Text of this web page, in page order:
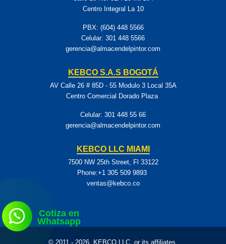
Cotiza en
Whatsapp
Centro Integral La 10
PBX: (604) 448 5566
Celular: 301 448 5566
gerencia@almacendelpintor.com
KEBCO S.A.S BOGOTÁ
AV Calle 26 # 85D - 55 Modulo 3 Local 35A
Centro Comercial Dorado Plaza
Celular: 301 448 55 66
gerencia@almacendelpintor.com
KEBCO LLC MIAMI
7500 NW 25th Street, Fl 33122
Phone:+1 305 509 9893
ventas@kebco.co
© 2011 - 2026, KEBCO LLC. or its affiliates.